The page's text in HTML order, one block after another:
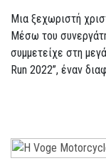
Μια ξεχωριστή
Μέσω του
συμμετείχε στη
Run 2022”, έναν